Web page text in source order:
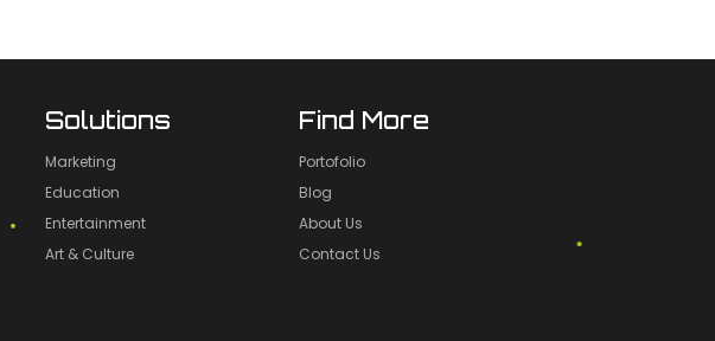
Solutions
Marketing
Education
Entertainment
Art & Culture
Find More
Portofolio
Blog
About Us
Contact Us